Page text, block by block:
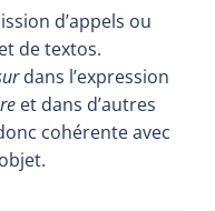
d’appels ou
de textos.
dans l’expression
et dans d’autres
cohérente avec